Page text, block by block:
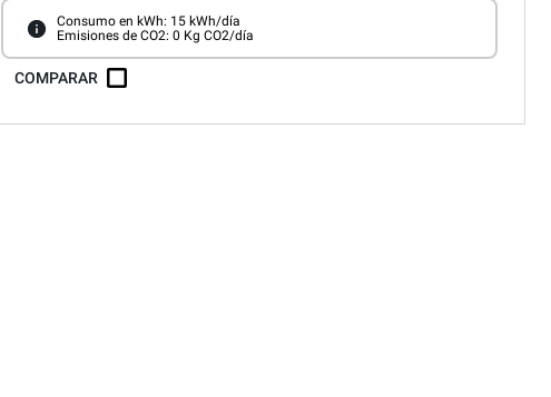
Consumo en kWh: 15 kWh/día
Emisiones de CO2: 0 Kg CO2/día
COMPARAR